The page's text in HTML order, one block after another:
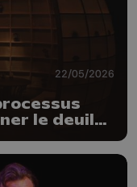
22/05/2026
le deuil